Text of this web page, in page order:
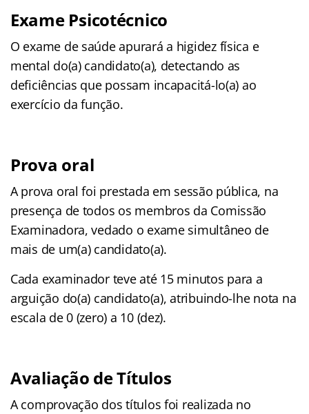
Exame Psicotécnico
O exame de saúde apurará a higidez física e
mental do(a) candidato(a), detectando as
deficiências que possam incapacitá-lo(a) ao
exercício da função.
Prova oral
A prova oral foi prestada em sessão pública, na
presença de todos os membros da Comissão
Examinadora, vedado o exame simultâneo de
mais de um(a) candidato(a).
Cada examinador teve até 15 minutos para a
arguição do(a) candidato(a), atribuindo-lhe nota na
escala de 0 (zero) a 10 (dez).
Avaliação de Títulos
A comprovação dos títulos foi realizada no